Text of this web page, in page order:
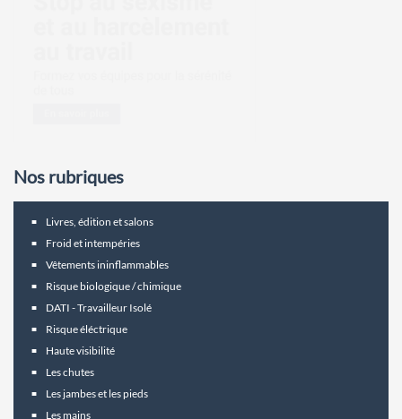
Nos rubriques
Livres, édition et salons
Froid et intempéries
Vêtements ininflammables
Risque biologique / chimique
DATI - Travailleur Isolé
Risque éléctrique
Haute visibilité
Les chutes
Les jambes et les pieds
Les mains